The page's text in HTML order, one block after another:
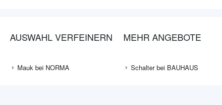
AUSWAHL VERFEINERN
Mauk bei NORMA
MEHR ANGEBOTE
Schalter bei BAUHAUS